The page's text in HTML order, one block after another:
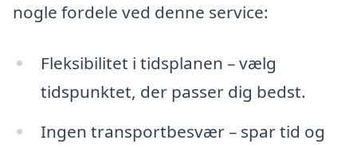
nogle fordele ved denne service:
Fleksibilitet i tidsplanen – vælg
tidspunktet, der passer dig bedst.
Ingen transportbesvær – spar tid og